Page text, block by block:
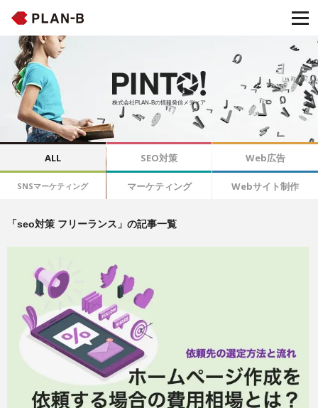
株式会社PLAN-Bの情報発信メディア
ALL SEO対策 Web広告
SNSマーケティング マーケティング Webサイト制作
「seo対策 フリーランス」の記事一覧